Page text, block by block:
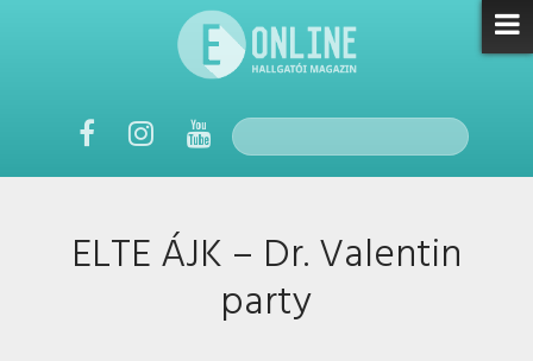
ELTE ÁJK – Dr. Valentin
party